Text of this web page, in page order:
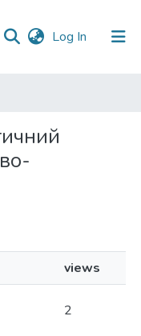
Log In (current)
views
2